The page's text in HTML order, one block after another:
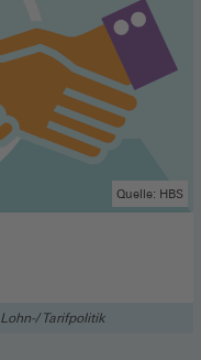
Quelle: HBS
Lohn-/ Tarifpolitik